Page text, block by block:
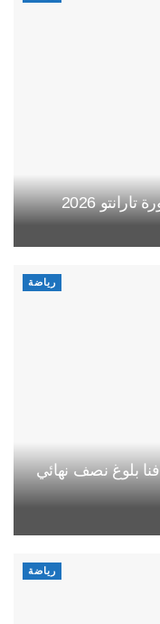
رياضة
بلوغ نصف نهائي
رياضة